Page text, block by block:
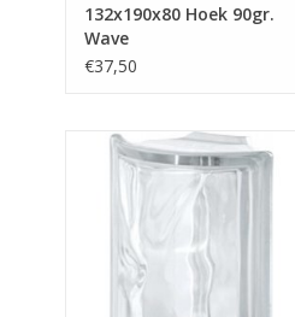
132x190x80 Hoek 90gr.
Wave
€37,50
Vetroarredo Neutro Angolare O
TOEVOEGEN AAN WINKELWAGEN